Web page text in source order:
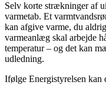
Selv korte strækninger af
varmetab. Et
kan afgive varme, du
varmeanlæg skal arbejde
temperatur – og det kan
udledning.
Ifølge Energistyrelsen kan